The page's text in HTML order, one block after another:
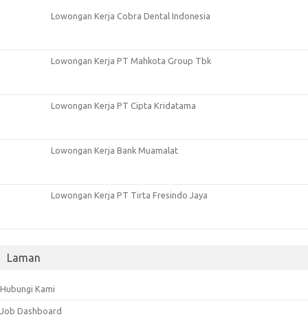
Lowongan Kerja Cobra Dental Indonesia
Lowongan Kerja PT Mahkota Group Tbk
Lowongan Kerja PT Cipta Kridatama
Lowongan Kerja Bank Muamalat
Lowongan Kerja PT Tirta Fresindo Jaya
Laman
Hubungi Kami
Job Dashboard